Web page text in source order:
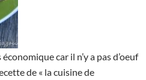
car il n’y a pas d’oeuf
de « la cuisine de